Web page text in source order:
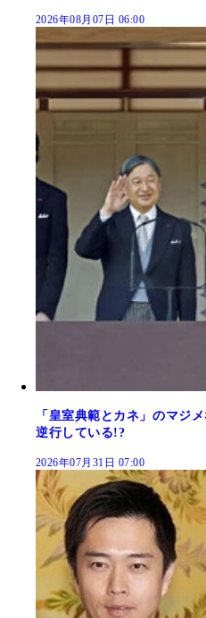
2026年08月07日 06:00
「皇室典範とカネ」のマジ
逆行している!?
2026年07月31日 07:00